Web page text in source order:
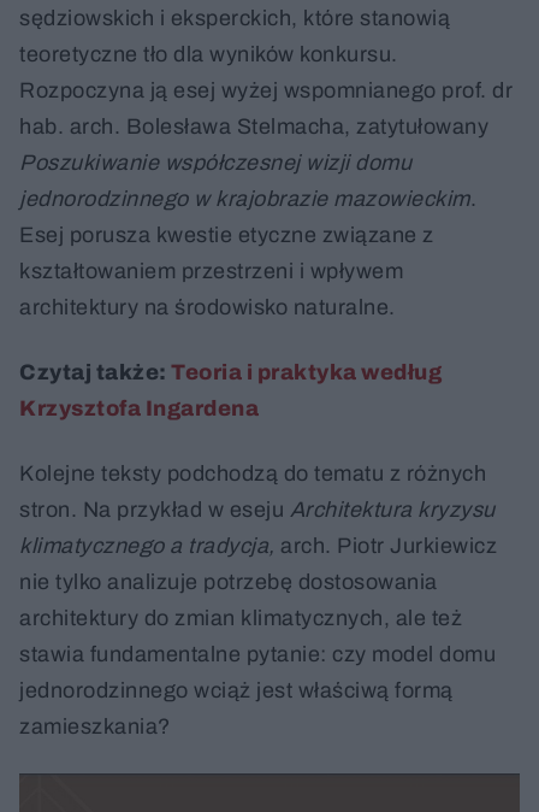
sędziowskich i eksperckich, które stanowią
teoretyczne tło dla wyników konkursu.
Rozpoczyna ją esej wyżej wspomnianego prof. dr
hab. arch. Bolesława Stelmacha, zatytułowany
Poszukiwanie współczesnej wizji domu
jednorodzinnego w krajobrazie mazowieckim.
Esej porusza kwestie etyczne związane z
kształtowaniem przestrzeni i wpływem
architektury na środowisko naturalne.
Czytaj także: Teoria i praktyka według
Krzysztofa Ingardena
Kolejne teksty podchodzą do tematu z różnych
stron. Na przykład w eseju Architektura kryzysu
klimatycznego a tradycja, arch. Piotr Jurkiewicz
nie tylko analizuje potrzebę dostosowania
architektury do zmian klimatycznych, ale też
stawia fundamentalne pytanie: czy model domu
jednorodzinnego wciąż jest właściwą formą
zamieszkania?